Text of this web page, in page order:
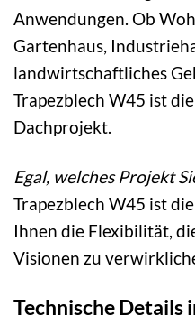
Anwendungen. Ob
Gartenhaus,
landwirtschaftliches
Trapezblech W45 ist
Dachprojekt.
Egal, welches Projekt
Trapezblech W45 ist
Ihnen die Flexibilität,
Visionen zu
Technische Details